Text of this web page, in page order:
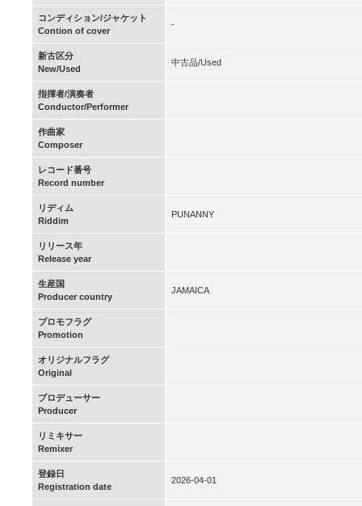
コンディション/ジャケット
Contion of cover
-
新古区分
New/Used
中古品/Used
指揮者/演奏者
Conductor/Performer
作曲家
Composer
レコード番号
Record number
リディム
Riddim
PUNANNY
リリース年
Release year
生産国
Producer country
JAMAICA
プロモフラグ
Promotion
オリジナルフラグ
Original
プロデューサー
Producer
リミキサー
Remixer
登録日
Registration date
2026-04-01